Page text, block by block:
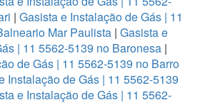
| Gasista e Instalação de Gás | 11
Mar Paulista | Gasista e
| 11 5562-5139 no Baronesa |
de Gás | 11 5562-5139 no Barro
Instalação de Gás | 11 5562-5139
e Instalação de Gás | 11 5562-